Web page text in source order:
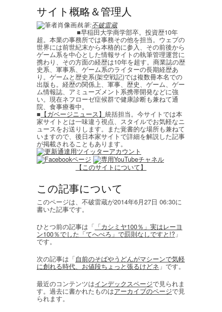
サイト概略＆管理人
執筆:不破雷蔵
■早稲田大学商学部卒。投資歴10年
超。本業の事務所では事務その他を担当。ウェブの
世界には前世紀末から本格的に参入、その前後から
ゲーム系を中心とした情報サイトの執筆管理運営に
携わり、その方面の経歴は10年を超す。商業誌の歴
史系、軍事系、ゲーム系のライターの長期経歴あ
り。ゲームと歴史系(架空戦記)では複数冊本名での
出版も。経歴の関係上、軍事、歴史、ゲーム、ゲー
ム情報誌、アミューズメント系携帯開発などに強
い。現在ネフローゼ症候群で健康診断も兼ねて通
院、食事療養中。
■ 【ガベージニュース】 統括担当。今サイトでは本
家サイトとは一味違う視点、スタイルでお気軽なニ
ュースをお送りします。また覚書的な場所も兼ねて
いますので、後日本家サイトで詳細を解説した記事
が掲載されることもあります。
【このサイトについて】
この記事について
このページは、不破雷蔵が2014年6月27日 06:30に
書いた記事です。
ひとつ前の記事は「 「カシミヤ100％」実はレーヨ
ン100％でした「てへぺろ」で罰則なしですと!? 」
です。
次の記事は「自前のそばやうどんがマシーンで気軽
に創れる時代、お値段ちょっと張るけどネ 」です。
最近のコンテンツはインデックスページで見られま
す。過去に書かれたものはアーカイブのページで見
られます。